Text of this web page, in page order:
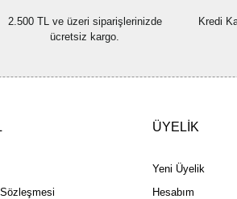
2.500 TL ve üzeri siparişlerinizde
ücretsiz kargo.
Kredi
ÜYELİK
Yeni Üyelik
Hesabım